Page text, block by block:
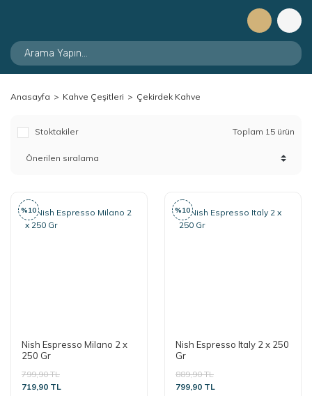
Anasayfa Kahve Çeşitleri Çekirdek Kahve
Stoktakiler Toplam 15 ürün
%10
Nish Espresso Milano 2 x
250 Gr
799,90 TL
719,90 TL
%10
Nish Espresso Italy 2 x 250
Gr
889,90 TL
799,90 TL